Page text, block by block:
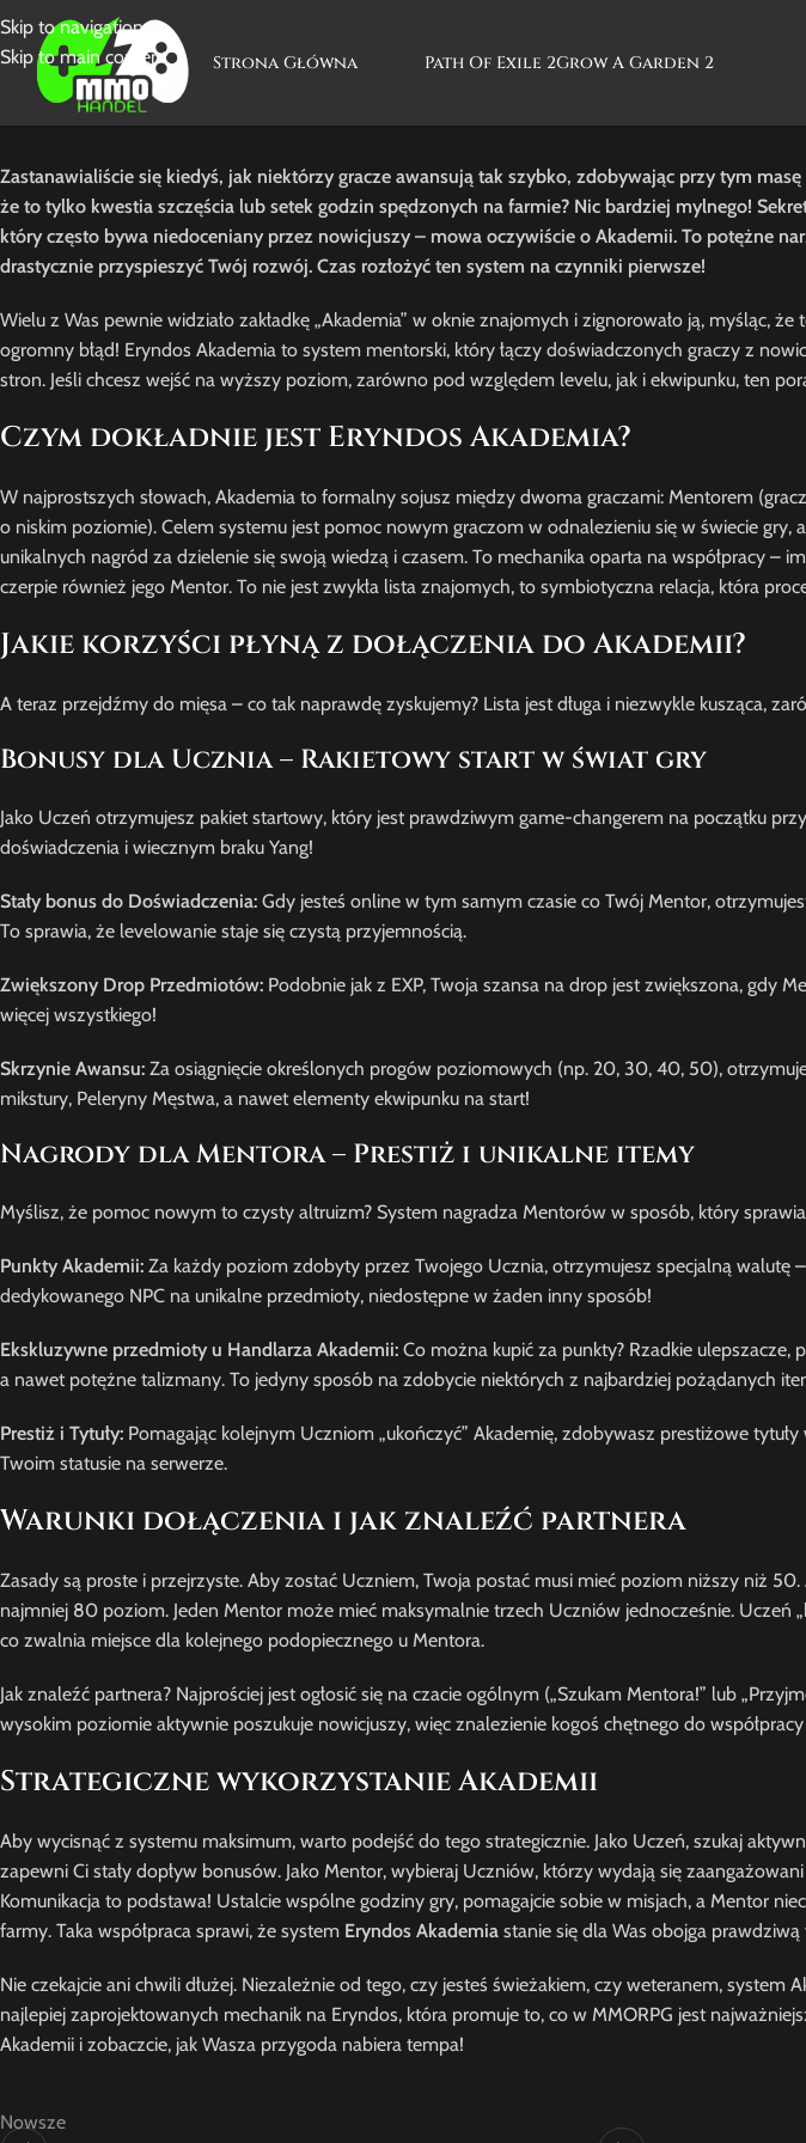
Skip to navigation
Skip to main content
Strona Główna Path Of Exile 2Grow A Garden 2
Zastanawialiście się kiedyś, jak niektórzy gracze awansują tak szybko, zdobywając przy tym
że to tylko kwestia szczęścia lub setek godzin spędzonych na farmie? Nic bardziej mylnego!
który często bywa niedoceniany przez nowicjuszy – mowa oczywiście o Akademii. To potężne
drastycznie przyspieszyć Twój rozwój. Czas rozłożyć ten system na czynniki pierwsze!
Wielu z Was pewnie widziało zakładkę „Akademia” w oknie znajomych i zignorowało ją, myśląc,
ogromny błąd! Eryndos Akademia to system mentorski, który łączy doświadczonych graczy z
stron. Jeśli chcesz wejść na wyższy poziom, zarówno pod względem levelu, jak i ekwipunku, ten
Czym dokładnie jest Eryndos Akademia?
W najprostszych słowach, Akademia to formalny sojusz między dwoma graczami: Mentorem
o niskim poziomie). Celem systemu jest pomoc nowym graczom w odnalezieniu się w świecie gry,
unikalnych nagród za dzielenie się swoją wiedzą i czasem. To mechanika oparta na współpracy –
czerpie również jego Mentor. To nie jest zwykła lista znajomych, to symbiotyczna relacja, która
Jakie korzyści płyną z dołączenia do Akademii?
A teraz przejdźmy do mięsa – co tak naprawdę zyskujemy? Lista jest długa i niezwykle kusząca,
Bonusy dla Ucznia – Rakietowy start w świat gry
Jako Uczeń otrzymujesz pakiet startowy, który jest prawdziwym game-changerem na początku
doświadczenia i wiecznym braku Yang!
Stały bonus do Doświadczenia: Gdy jesteś online w tym samym czasie co Twój Mentor,
To sprawia, że levelowanie staje się czystą przyjemnością.
Zwiększony Drop Przedmiotów: Podobnie jak z EXP, Twoja szansa na drop jest zwiększona, gdy
więcej wszystkiego!
Skrzynie Awansu: Za osiągnięcie określonych progów poziomowych (np. 20, 30, 40, 50),
mikstury, Peleryny Męstwa, a nawet elementy ekwipunku na start!
Nagrody dla Mentora – Prestiż i unikalne itemy
Myślisz, że pomoc nowym to czysty altruizm? System nagradza Mentorów w sposób, który
Punkty Akademii: Za każdy poziom zdobyty przez Twojego Ucznia, otrzymujesz specjalną walutę
dedykowanego NPC na unikalne przedmioty, niedostępne w żaden inny sposób!
Ekskluzywne przedmioty u Handlarza Akademii: Co można kupić za punkty? Rzadkie
a nawet potężne talizmany. To jedyny sposób na zdobycie niektórych z najbardziej pożądanych
Prestiż i Tytuły: Pomagając kolejnym Uczniom „ukończyć” Akademię, zdobywasz prestiżowe
Twoim statusie na serwerze.
Warunki dołączenia i jak znaleźć partnera
Zasady są proste i przejrzyste. Aby zostać Uczniem, Twoja postać musi mieć poziom niższy niż
najmniej 80 poziom. Jeden Mentor może mieć maksymalnie trzech Uczniów jednocześnie. Uczeń
co zwalnia miejsce dla kolejnego podopiecznego u Mentora.
Jak znaleźć partnera? Najprościej jest ogłosić się na czacie ogólnym („Szukam Mentora!” lub
wysokim poziomie aktywnie poszukuje nowicjuszy, więc znalezienie kogoś chętnego do
Strategiczne wykorzystanie Akademii
Aby wycisnąć z systemu maksimum, warto podejść do tego strategicznie. Jako Uczeń, szukaj
zapewni Ci stały dopływ bonusów. Jako Mentor, wybieraj Uczniów, którzy wydają się
Komunikacja to podstawa! Ustalcie wspólne godziny gry, pomagajcie sobie w misjach, a Mentor
farmy. Taka współpraca sprawi, że system Eryndos Akademia stanie się dla Was obojga prawdziwą
Nie czekajcie ani chwili dłużej. Niezależnie od tego, czy jesteś świeżakiem, czy weteranem, system
najlepiej zaprojektowanych mechanik na Eryndos, która promuje to, co w MMORPG jest
Akademii i zobaczcie, jak Wasza przygoda nabiera tempa!
Nowsze